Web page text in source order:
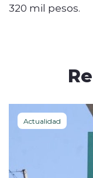
320 mil pesos.
Actualidad